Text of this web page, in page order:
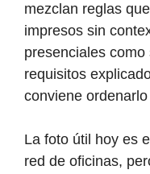
mezclan reglas
impresos sin
presenciales
requisitos
conviene ordenarlo
La foto útil hoy es
red de oficinas,